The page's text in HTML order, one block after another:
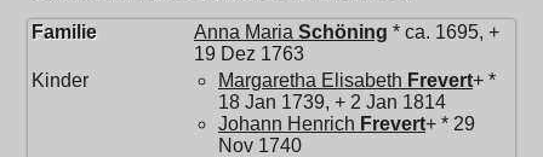
Familie Anna Maria Schöning * ca. 1695, +
19 Dez 1763
Kinder
Margaretha Elisabeth Frevert+ *
18 Jan 1739, + 2 Jan 1814
Johann Henrich Frevert+ * 29
Nov 1740